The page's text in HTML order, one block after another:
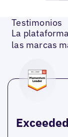
Testimonios
La
las marcas